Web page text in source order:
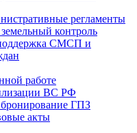
регламенты
контроль
СМСП и
работе
ВС РФ
ГПЗ
акты